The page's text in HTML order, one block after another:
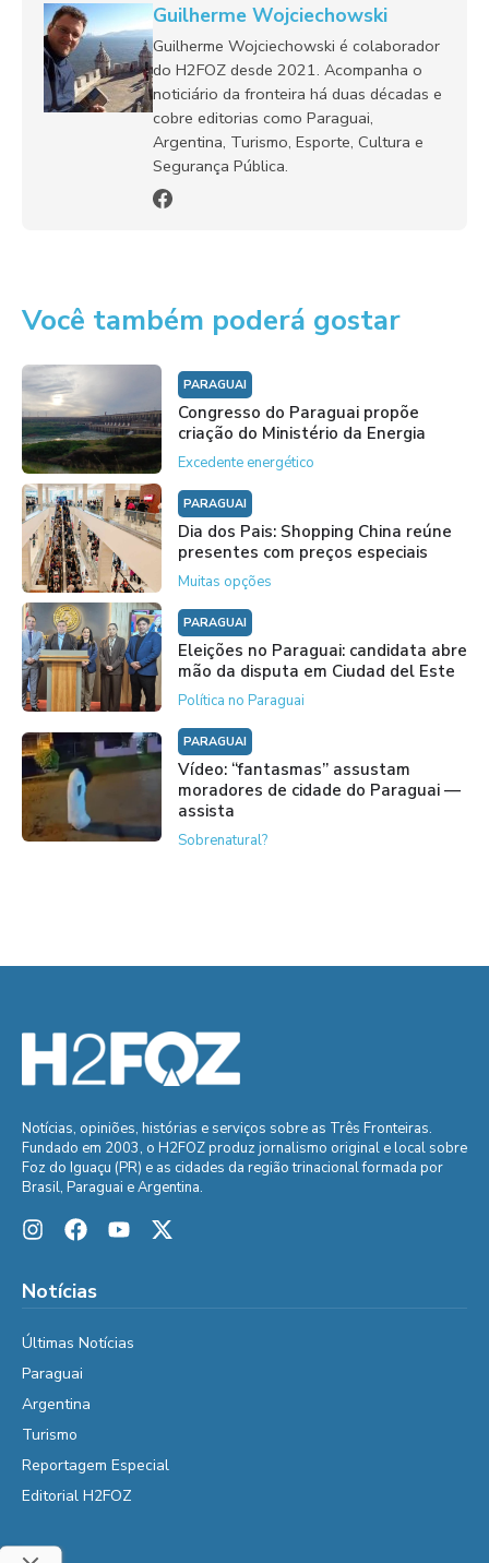
Guilherme Wojciechowski
Guilherme Wojciechowski é colaborador
do H2FOZ desde 2021. Acompanha o
noticiário da fronteira há duas décadas e
cobre editorias como Paraguai,
Argentina, Turismo, Esporte, Cultura e
Segurança Pública.
Você também poderá gostar
PARAGUAI
Congresso do Paraguai propõe
criação do Ministério da Energia
Excedente energético
PARAGUAI
Dia dos Pais: Shopping China reúne
presentes com preços especiais
Muitas opções
PARAGUAI
Eleições no Paraguai: candidata abre
mão da disputa em Ciudad del Este
Política no Paraguai
PARAGUAI
Vídeo: “fantasmas” assustam
moradores de cidade do Paraguai —
assista
Sobrenatural?
Notícias, opiniões, histórias e serviços sobre as Três Fronteiras.
Fundado em 2003, o H2FOZ produz jornalismo original e local sobre
Foz do Iguaçu (PR) e as cidades da região trinacional formada por
Brasil, Paraguai e Argentina.
Notícias
Últimas Notícias
Paraguai
Argentina
Turismo
Reportagem Especial
Editorial H2FOZ